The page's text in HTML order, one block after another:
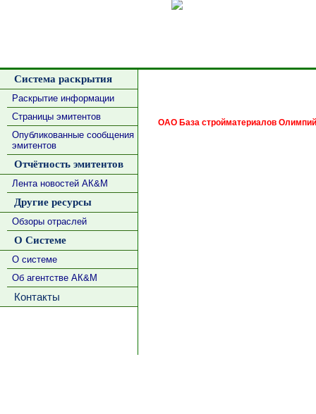
Система раскрытия
Раскрытие информации
Страницы эмитентов
Опубликованные сообщения
эмитентов
Отчётность эмитентов
Лента новостей АК&М
Другие ресурсы
Обзоры отраслей
О Системе
О системе
Об агентстве АК&М
Контакты
ОАО База стройматериалов